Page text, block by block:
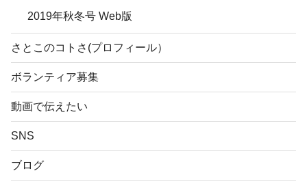
2019年秋冬号 Web版
さとこのコトさ(プロフィール）
ボランティア募集
動画で伝えたい
SNS
ブログ